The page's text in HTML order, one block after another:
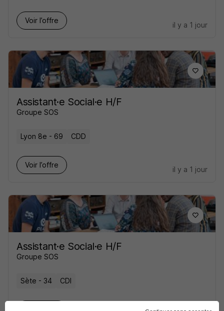
Voir l’offre
il y a 1 jour
Assistant·e Social·e H/F
Groupe SOS
Lyon 8e - 69 CDD
Voir l’offre
il y a 1 jour
Assistant·e Social·e H/F
Groupe SOS
Sète - 34 CDI